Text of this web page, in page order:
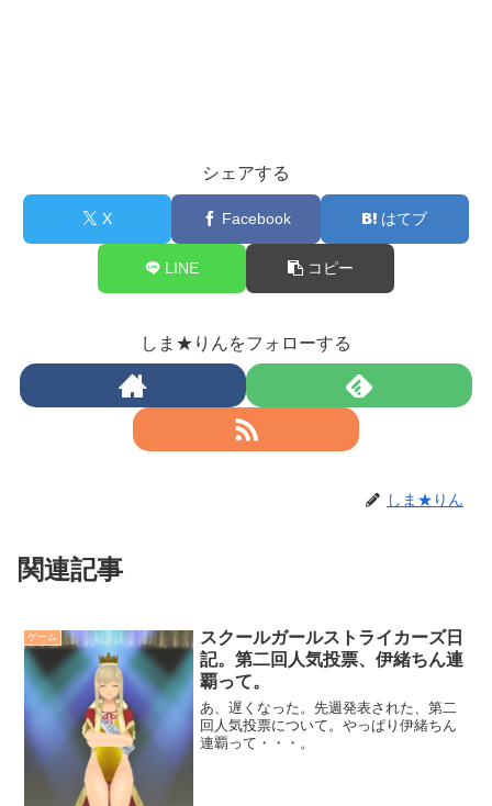
シェアする
X Facebook はてブ
LINE コピー
しま★りんをフォローする
しま★りん
関連記事
ゲーム
スクールガールストライカーズ日
記。第二回人気投票、伊緒ちん連
覇って。
あ、遅くなった。先週発表された、第二
回人気投票について。やっぱり伊緒ちん
連覇って・・・。